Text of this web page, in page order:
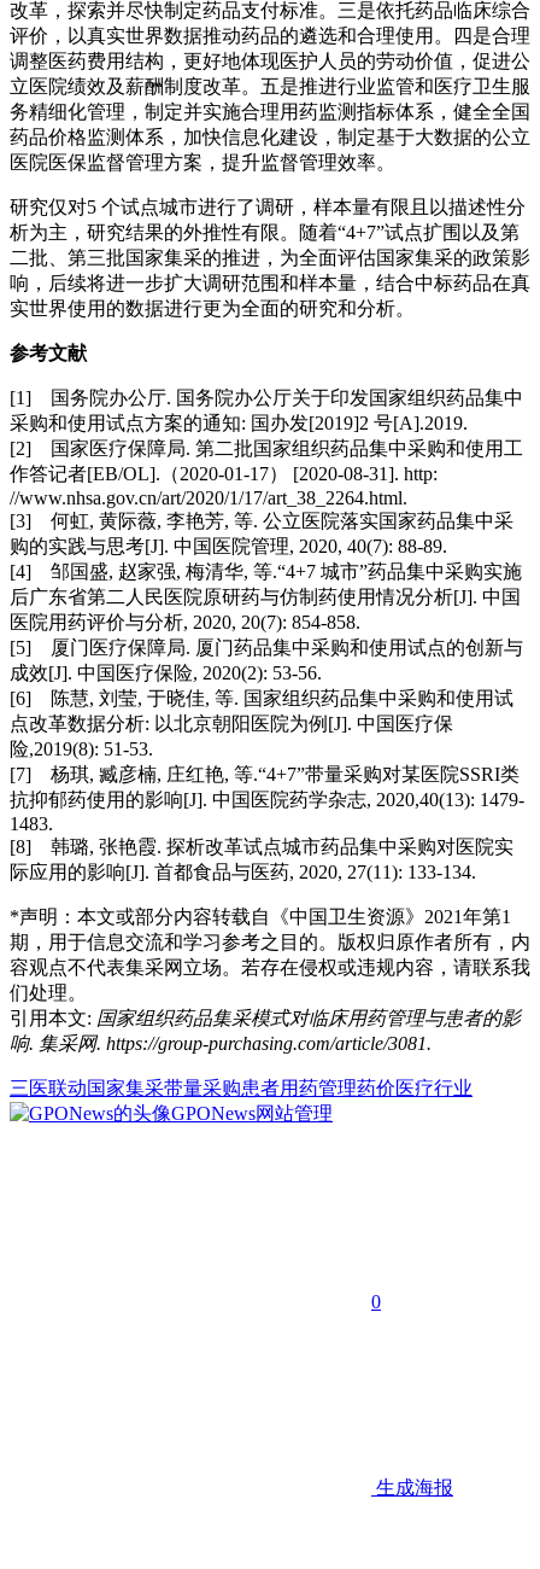
改革，探索并尽快制定药品支付标准。三是依托药品临床综合
评价，以真实世界数据推动药品的遴选和合理使用。四是合理
调整医药费用结构，更好地体现医护人员的劳动价值，促进公
立医院绩效及薪酬制度改革。五是推进行业监管和医疗卫生服
务精细化管理，制定并实施合理用药监测指标体系，健全全国
药品价格监测体系，加快信息化建设，制定基于大数据的公立
医院医保监督管理方案，提升监督管理效率。
研究仅对5 个试点城市进行了调研，样本量有限且以描述性分
析为主，研究结果的外推性有限。随着“4+7”试点扩围以及第
二批、第三批国家集采的推进，为全面评估国家集采的政策影
响，后续将进一步扩大调研范围和样本量，结合中标药品在真
实世界使用的数据进行更为全面的研究和分析。
参考文献
[1] 国务院办公厅. 国务院办公厅关于印发国家组织药品集中
采购和使用试点方案的通知: 国办发[2019]2 号[A].2019.
[2] 国家医疗保障局. 第二批国家组织药品集中采购和使用工
作答记者[EB/OL].（2020-01-17） [2020-08-31]. http:
//www.nhsa.gov.cn/art/2020/1/17/art_38_2264.html.
[3] 何虹, 黄际薇, 李艳芳, 等. 公立医院落实国家药品集中采
购的实践与思考[J]. 中国医院管理, 2020, 40(7): 88-89.
[4] 邹国盛, 赵家强, 梅清华, 等.“4+7 城市”药品集中采购实施
后广东省第二人民医院原研药与仿制药使用情况分析[J]. 中国
医院用药评价与分析, 2020, 20(7): 854-858.
[5] 厦门医疗保障局. 厦门药品集中采购和使用试点的创新与
成效[J]. 中国医疗保险, 2020(2): 53-56.
[6] 陈慧, 刘莹, 于晓佳, 等. 国家组织药品集中采购和使用试
点改革数据分析: 以北京朝阳医院为例[J]. 中国医疗保
险,2019(8): 51-53.
[7] 杨琪, 臧彦楠, 庄红艳, 等.“4+7”带量采购对某医院SSRI类
抗抑郁药使用的影响[J]. 中国医院药学杂志, 2020,40(13): 1479-
1483.
[8] 韩璐, 张艳霞. 探析改革试点城市药品集中采购对医院实
际应用的影响[J]. 首都食品与医药, 2020, 27(11): 133-134.
*声明：本文或部分内容转载自
《中国卫生资源》2021年第1
期 ，用于信息交流和学习参考之目的。版权归原作者所有，内
容观点不代表集采网 立场。若存在侵权或违规内容，请联系我
们处理。
引用本文: 国家组织药品集采模式对临床用药管理与患者的影
响. 集采网. https://group-purchasing.com/article/3081.
三医联动国家集采带量采购患者用药管理药价医疗行业
GPONews网站管理
0
生成海报